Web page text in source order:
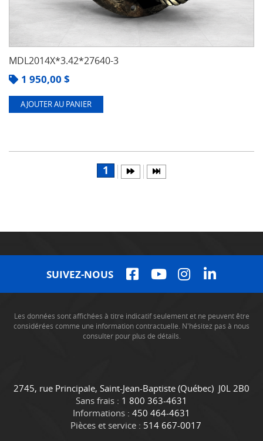
MDL2014X*3.42*27640-3
1 950,00 $
AJOUTER AU PANIER
1
SUIVEZ-NOUS
Les données sont affichées à titre indicatif seulement et ne peuvent être
considérées comme une information contractuelle. N'hésitez pas à nous
consulter pour plus de détails.
C
o
n
t
C
a
m
i
2745, rue Principale, Saint-Jean-Baptiste (Québec) J0L 2B0
Sans frais : 1 800 363-4631
Informations : 450 464-4631
Pièces et service : 514 667-0017